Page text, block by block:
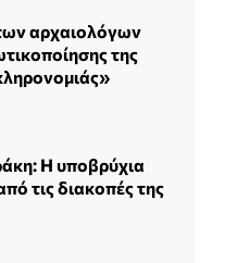
αρχαιολόγων
της
Η υποβρύχια
τις διακοπές της